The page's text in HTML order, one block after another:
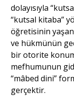
dolayısıyla
“kutsal kitaba”
öğretisinin
ve hükmünün
bir otorite
mefhumunun
“mâbed dini”
gerçektir.